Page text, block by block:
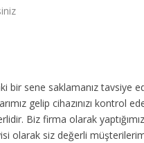
bir sene saklamanız tavsiye
gelip cihazınızı kontrol
Biz firma olarak
olarak siz değerli